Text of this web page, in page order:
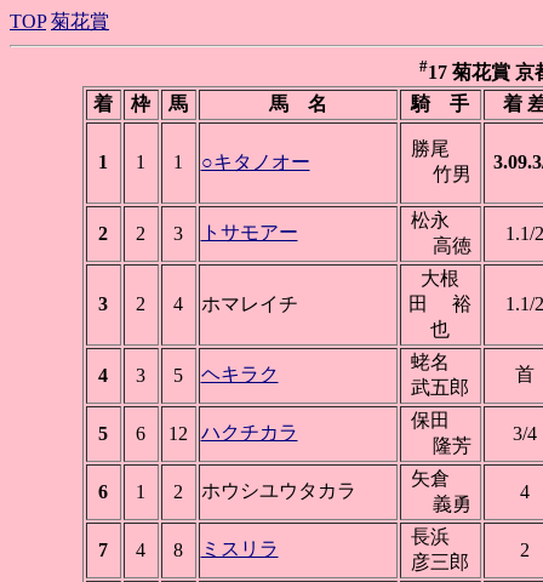
TOP 菊花賞
#17 菊花賞 京
着
枠 馬 馬 名 騎 手 着
1 1 1 ○キタノオー
勝尾
竹男
2 2 3 トサモアー
松永
高徳
1.1/2
3 2 4 ホマレイチ
大根
田 裕
也
1.1/2
4 3 5 ヘキラク
蛯名
武五郎
首
5 6 12 ハクチカラ
保田
隆芳
3/4
6 1 2 ホウシユウタカラ
矢倉
義勇
4
7 4 8 ミスリラ
長浜
彦三郎
2